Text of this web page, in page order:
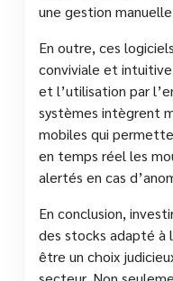
une gestion
En outre, ces
conviviale et
et l’utilisation par
systèmes intègrent
mobiles qui
en temps réel les
alertés en cas
En conclusion,
des stocks adapté à
être un choix